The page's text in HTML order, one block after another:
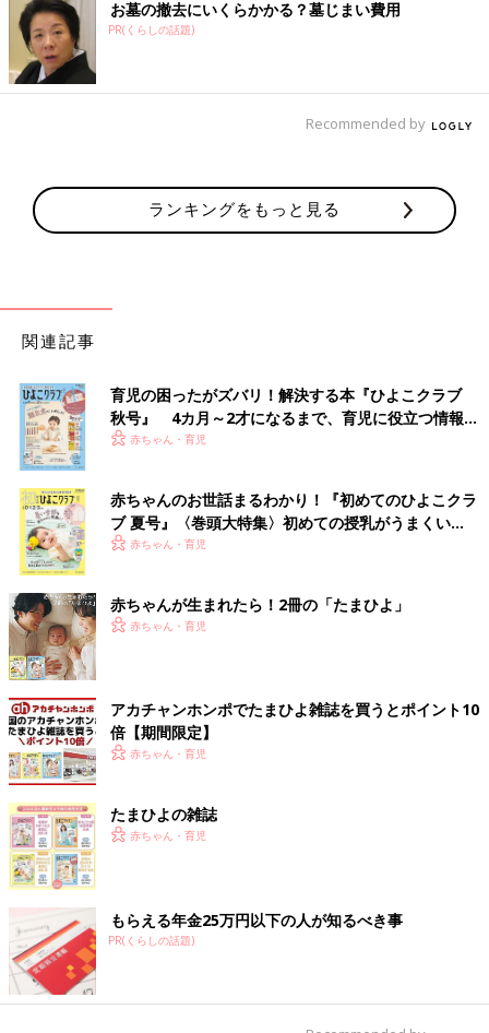
お墓の撤去にいくらかかる？墓じまい費用
PR(くらしの話題)
Recommended by
ランキングをもっと見る
関連記事
育児の困ったがズバリ！解決する本『ひよこクラブ
秋号』 4カ月～2才になるまで、育児に役立つ情報が
いっぱい！
赤ちゃん・育児
赤ちゃんのお世話まるわかり！『初めてのひよこクラ
ブ 夏号』〈巻頭大特集〉初めての授乳がうまくい
く！ おっぱい・ミルクの基本と夏のトラブル 解決テ
赤ちゃん・育児
赤ちゃんが生まれたら！2冊の「たまひよ」
赤ちゃん・育児
アカチャンホンポでたまひよ雑誌を買うとポイント10
倍【期間限定】
赤ちゃん・育児
たまひよの雑誌
赤ちゃん・育児
もらえる年金25万円以下の人が知るべき事
PR(くらしの話題)